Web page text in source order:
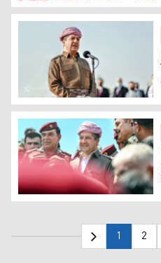
Mela Mustefa Barzanî bi
Mesrûr Barzanî: Şoreşa
Mesrûr Barzanî: PDK her
1 2